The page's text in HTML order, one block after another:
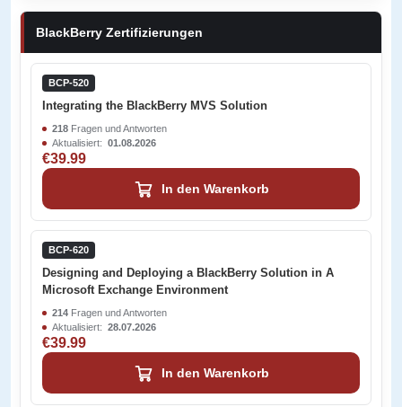
BlackBerry Zertifizierungen
BCP-520
Integrating the BlackBerry MVS Solution
218 Fragen und Antworten
Aktualisiert: 01.08.2026
€39.99
In den Warenkorb
BCP-620
Designing and Deploying a BlackBerry Solution in A
Microsoft Exchange Environment
214 Fragen und Antworten
Aktualisiert: 28.07.2026
€39.99
In den Warenkorb